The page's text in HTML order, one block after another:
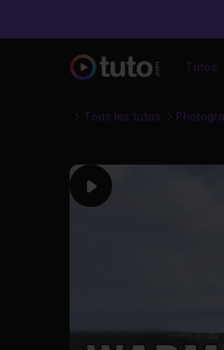
Tutos
Tous les tutos
Play